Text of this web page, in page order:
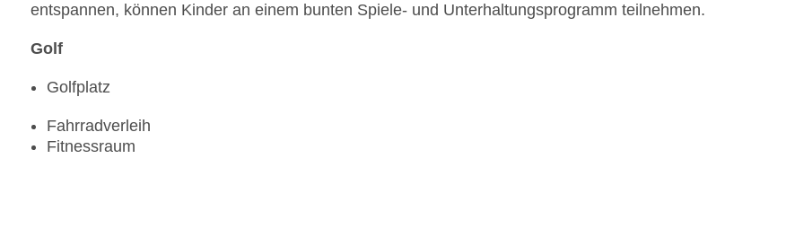
entspannen, können Kinder an einem bunten Spiele- und Unterhaltungsprogramm teilnehmen.
Golf
Golfplatz
Fahrradverleih
Fitnessraum